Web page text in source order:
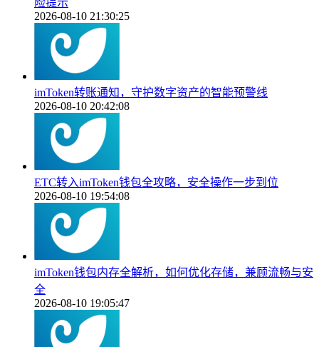
2026-08-10 21:30:25
imToken转账通知，守护数字资产的智能预警线
2026-08-10 20:42:08
ETC转入imToken钱包全攻略，安全操作一步到位
2026-08-10 19:54:08
imToken钱包内存全解析，如何优化存储，兼顾流畅与安
全
2026-08-10 19:05:47